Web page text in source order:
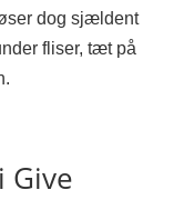
dog sjældent
fliser, tæt på
Give